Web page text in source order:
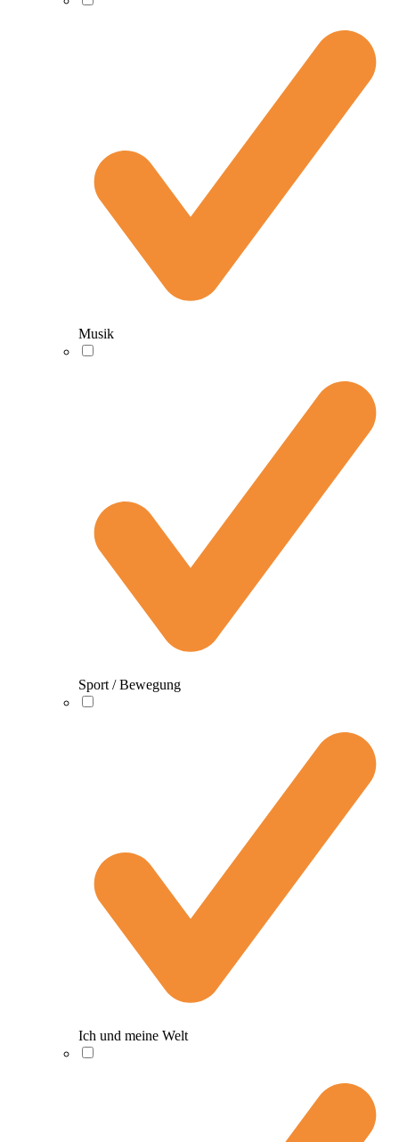
Musik
Sport / Bewegung
Ich und meine Welt